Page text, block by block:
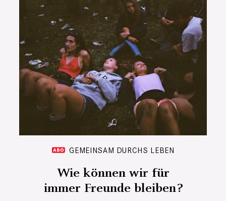
GEMEINSAM DURCHS LEBEN
Wie können wir für
immer Freunde bleiben?